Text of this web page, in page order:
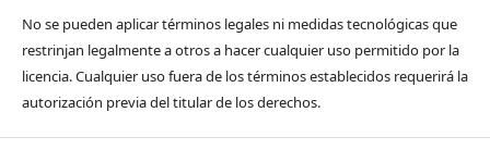
No se pueden aplicar términos legales ni medidas tecnológicas que
restrinjan legalmente a otros a hacer cualquier uso permitido por la
licencia. Cualquier uso fuera de los términos establecidos requerirá la
autorización previa del titular de los derechos.